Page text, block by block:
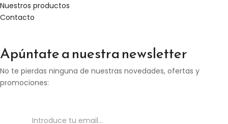
Nuestros productos
Contacto
Apúntate a nuestra newsletter
No te pierdas ninguna de nuestras novedades, ofertas y
promociones: